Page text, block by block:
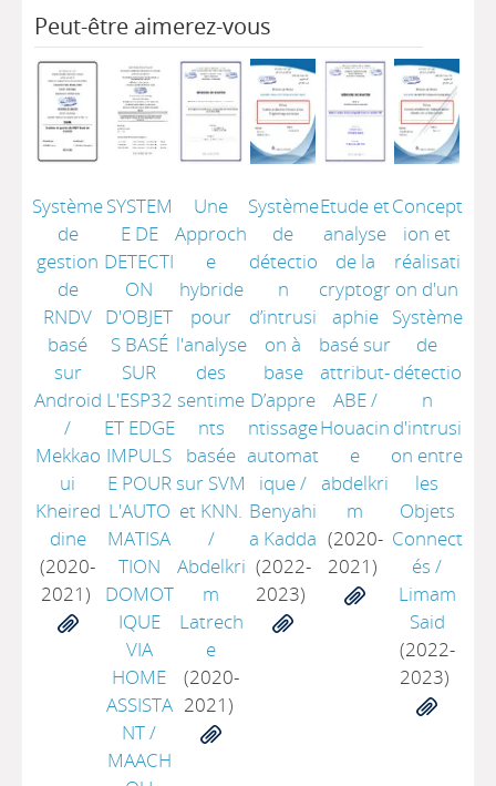
Peut-être aimerez-vous
Système
de
gestion
de
RNDV
basé
sur
Android
/
Mekkao
ui
Kheired
dine
(2020-
2021)
SYSTEM
E DE
DETECTI
ON
D'OBJET
S BASÉ
SUR
L'ESP32
ET EDGE
IMPULS
E POUR
L'AUTO
MATISA
TION
DOMOT
IQUE
VIA
HOME
ASSISTA
NT/
MAACH
Une
Approch
e
hybride
pour
l'analyse
des
sentime
nts
basée
sur SVM
et KNN.
/
Abdelkri
m
Latrech
e
(2020-
2021)
Système
de
détectio
n
d’intrusi
on à
base
D’appre
ntissage
automat
ique/
Benyahi
a Kadda
(2022-
2023)
Etude et
analyse
de la
cryptogr
aphie
basé sur
attribut-
ABE/
Houacin
e
abdelkri
m
(2020-
2021)
Concept
ion et
réalisati
on d'un
Système
de
détectio
n
d'intrusi
on entre
les
Objets
Connect
és /
Limam
Said
(2022-
2023)